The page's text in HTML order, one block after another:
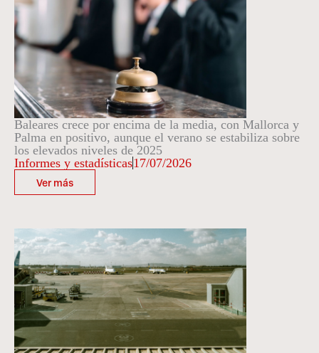
Baleares crece por encima de la media, con Mallorca y
Palma en positivo, aunque el verano se estabiliza sobre
los elevados niveles de 2025
Informes y estadísticas17/07/2026
Ver más